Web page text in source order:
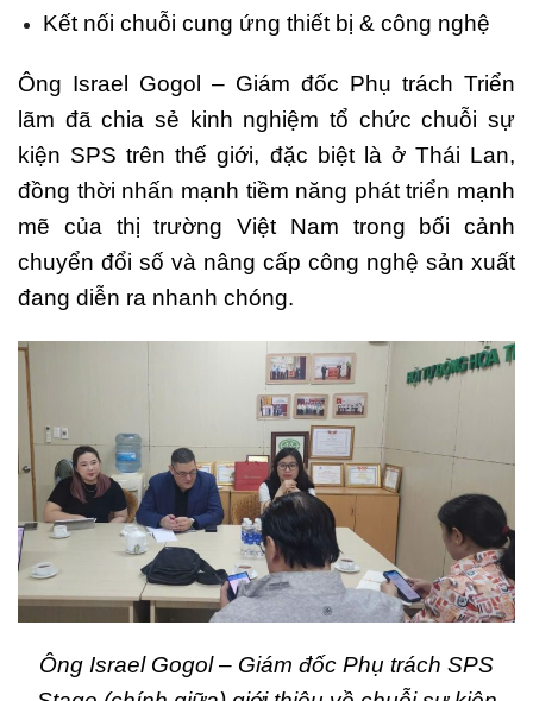
Kết nối chuỗi cung ứng thiết bị & công nghệ
Ông Israel Gogol – Giám đốc Phụ trách Triển
lãm đã chia sẻ kinh nghiệm tổ chức chuỗi sự
kiện SPS trên thế giới, đặc biệt là ở Thái Lan,
đồng thời nhấn mạnh tiềm năng phát triển mạnh
mẽ của thị trường Việt Nam trong bối cảnh
chuyển đổi số và nâng cấp công nghệ sản xuất
đang diễn ra nhanh chóng.
Ông Israel Gogol – Giám đốc Phụ trách SPS